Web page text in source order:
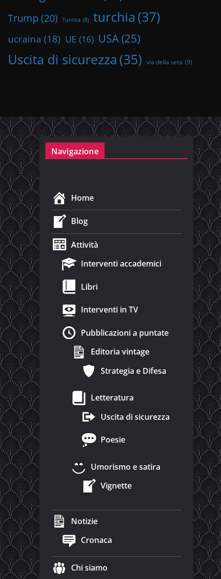
Trump (20) Tunisia (8) turchia(37)
ucraina (18) UE (16) USA (25)
Uscita di sicurezza(35) via della seta (9)
Navigazione
Home
Blog
Attività
Interventi accademici
Libri
Interventi in TV
Pubblicazioni a puntate
Editoria vintage
Strategia e Difesa
Letteratura
Uscita di sicurezza
Poesie
Umorismo e satira
Vignette
Notizie
Cronaca
Chi siamo